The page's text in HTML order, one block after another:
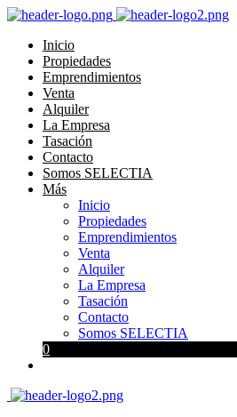
Inicio
Propiedades
Emprendimientos
Venta
Alquiler
La Empresa
Tasación
Contacto
Somos SELECTIA
Más
Inicio
Propiedades
Emprendimientos
Venta
Alquiler
La Empresa
Tasación
Contacto
Somos SELECTIA
0